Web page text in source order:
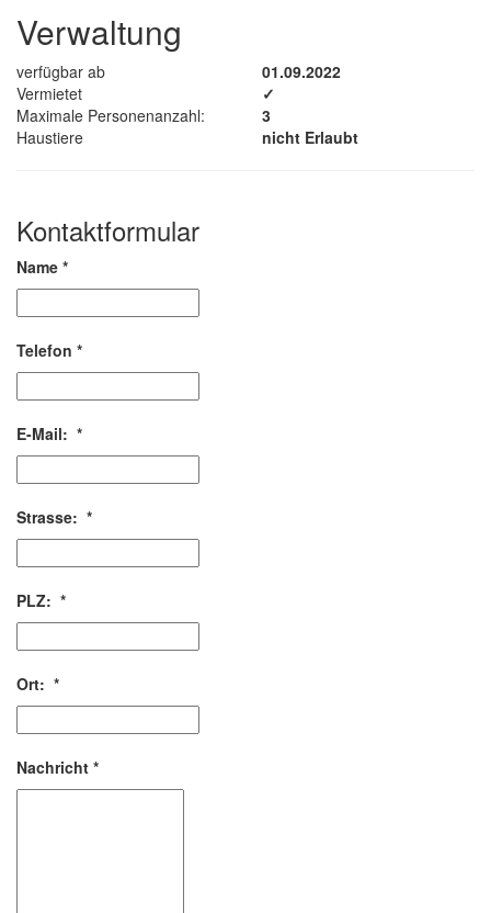
Verwaltung
verfügbar ab
01.09.2022
Vermietet
✓
Maximale Personenanzahl:
3
Haustiere
nicht Erlaubt
Kontaktformular
Name *
Telefon *
E-Mail: *
Strasse: *
PLZ: *
Ort: *
Nachricht *